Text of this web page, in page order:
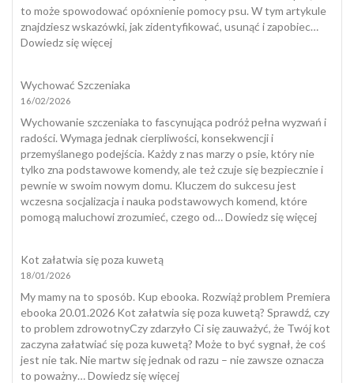
to może spowodować opóxnienie pomocy psu. W tym artykule
znajdziesz wskazówki, jak zidentyfikować, usunąć i zapobiec…
Dowiedz się więcej:
kleszcz
psa?
Wychować Szczeniaka
16/02/2026
Wychowanie szczeniaka to fascynująca podróż pełna wyzwań i
radości. Wymaga jednak cierpliwości, konsekwencji i
przemyślanego podejścia. Każdy z nas marzy o psie, który nie
tylko zna podstawowe komendy, ale też czuje się bezpiecznie i
pewnie w swoim nowym domu. Kluczem do sukcesu jest
wczesna socjalizacja i nauka podstawowych komend, które
pomogą maluchowi zrozumieć, czego od…Dowiedz się więcej:
Kot załatwia się poza kuwetą
18/01/2026
My mamy na to sposób. Kup ebooka. Rozwiąż problem Premiera
ebooka 20.01.2026 Kot załatwia się poza kuwetą? Sprawdź, czy
to problem zdrowotnyCzy zdarzyło Ci się zauważyć, że Twój kot
zaczyna załatwiać się poza kuwetą? Może to być sygnał, że coś
jest nie tak. Nie martw się jednak od razu – nie zawsze oznacza
to poważny…Dowiedz się więcej: